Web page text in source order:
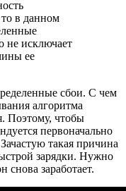
в данном
не исключает
ее
сбои. С чем
алгоритма
Поэтому, чтобы
первоначально
такая причина
зарядки. Нужно
заработает.